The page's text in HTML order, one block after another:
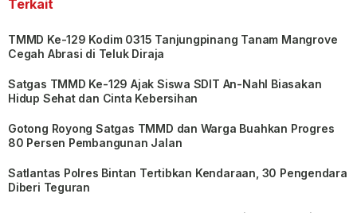
Terkait
TMMD Ke-129 Kodim 0315 Tanjungpinang Tanam Mangrove
Cegah Abrasi di Teluk Diraja
Satgas TMMD Ke-129 Ajak Siswa SDIT An-Nahl Biasakan
Hidup Sehat dan Cinta Kebersihan
Gotong Royong Satgas TMMD dan Warga Buahkan Progres
80 Persen Pembangunan Jalan
Satlantas Polres Bintan Tertibkan Kendaraan, 30 Pengendara
Diberi Teguran